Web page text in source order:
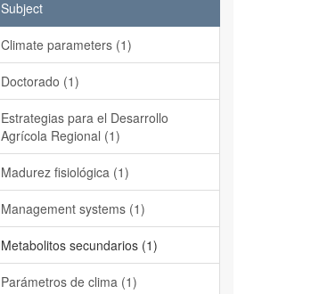
Subject
Climate parameters (1)
Doctorado (1)
Estrategias para el Desarrollo
Agrícola Regional (1)
Madurez fisiológica (1)
Management systems (1)
Metabolitos secundarios (1)
Parámetros de clima (1)